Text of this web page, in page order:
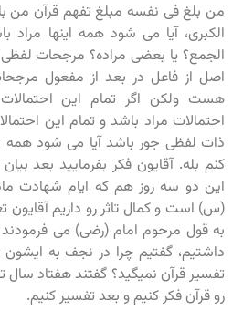
من بلغ فی نفسه مبلغ تفهم قرآن من
الکبری، آیا می شود همه اینها
الجمع؟ یا بعضی مراده؟ مرجحات
اصل از فاعل در بعد از مفعول
هست ولکن اگر تمام این
احتمالات مراد باشد و تمام این
ذات لفظی جور باشد آیا می شود همه
کنم بله. آقایون فکر بفرمایید بعد
این دو سه روز هم که ایام شهادت
(س) است و کمال تاثر رو داریم آقایون
به قول مرحوم امام (رضی) می
داشتیم، گفتیم چرا در نجف به
تفسیر قرآن نمیگید؟ گفتند هفتاد
رو قرآن فکر کنیم و بعد تفسیر کنیم.